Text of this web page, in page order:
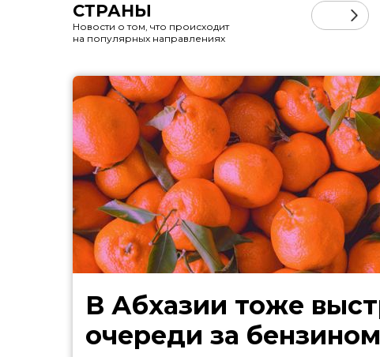
СТРАНЫ
Новости о том, что происходит
на популярных направлениях
В Абхазии тоже выстроились
очереди за бензином